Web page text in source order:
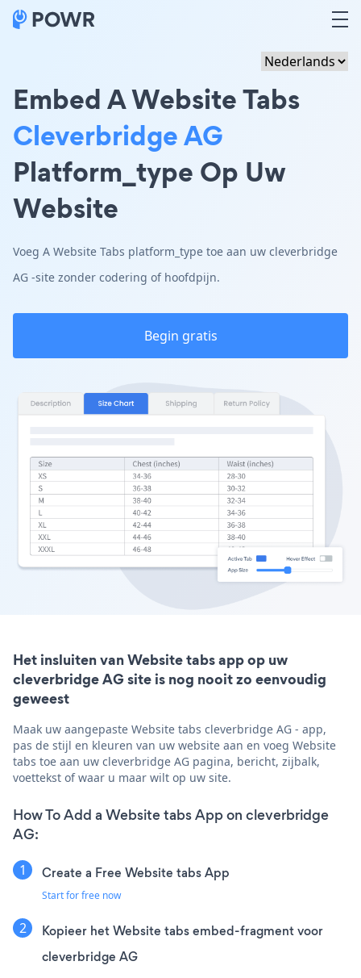
Embed A Website Tabs
Cleverbridge AG
Platform_type Op Uw
Website
Voeg A Website Tabs platform_type toe aan uw cleverbridge
AG -site zonder codering of hoofdpijn.
Begin gratis
Het insluiten van Website tabs app op uw
cleverbridge AG site is nog nooit zo eenvoudig
geweest
Maak uw aangepaste Website tabs cleverbridge AG - app,
pas de stijl en kleuren van uw website aan en voeg Website
tabs toe aan uw cleverbridge AG pagina, bericht, zijbalk,
voettekst of waar u maar wilt op uw site.
How To Add a Website tabs App on cleverbridge
AG:
Create a Free Website tabs App
Start for free now
Kopieer het Website tabs embed-fragment voor
cleverbridge AG